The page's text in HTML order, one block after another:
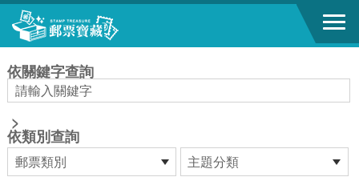
跳到主要內容區塊
依關鍵字查詢
>
依類別查詢